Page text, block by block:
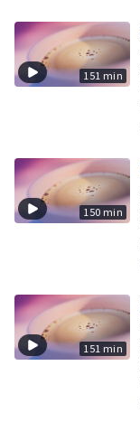
151 min
150 min
151 min